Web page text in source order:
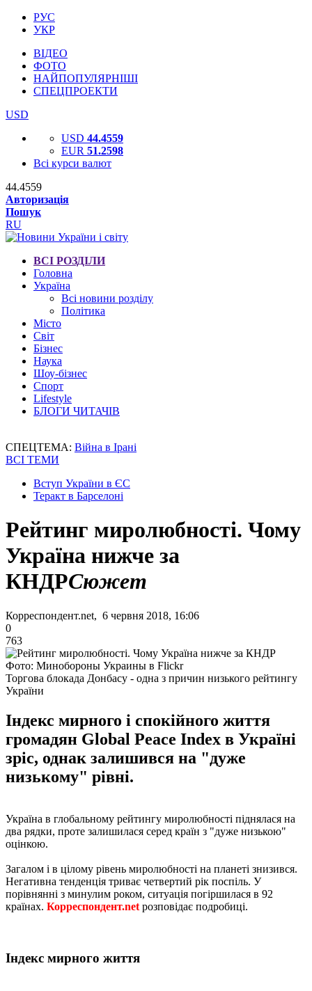
РУС
УКР
ВІДЕО
ФОТО
НАЙПОПУЛЯРНІШІ
СПЕЦПРОЕКТИ
USD
USD 44.4559
EUR 51.2598
Всі курси валют
44.4559
Авторизація
Пошук
RU
ВСІ РОЗДІЛИ
Головна
Україна
Всі новини розділу
Політика
Місто
Світ
Бізнес
Наука
Шоу-бізнес
Спорт
Lifestyle
БЛОГИ ЧИТАЧІВ
СПЕЦТЕМА: Війна в Ірані
ВСІ ТЕМИ
Вступ України в ЄС
Теракт в Барселоні
Рейтинг миролюбності. Чому
Україна нижче за
КНДРСюжет
Корреспондент.net, 6 червня 2018, 16:06
0
763
Фото: Минобороны Украины в Flickr
Торгова блокада Донбасу - одна з причин низького рейтингу
України
Індекс мирного і спокійного життя
громадян Global Peace Index в Україні
зріс, однак залишився на "дуже
низькому" рівні.
Україна в глобальному рейтингу миролюбності піднялася на
два рядки, проте залишилася серед країн з "дуже низькою"
оцінкою.
Загалом і в цілому рівень миролюбності на планеті знизився.
Негативна тенденція триває четвертий рік поспіль. У
порівнянні з минулим роком, ситуація погіршилася в 92
країнах. Корреспондент.net розповідає подробиці.
Індекс мирного життя